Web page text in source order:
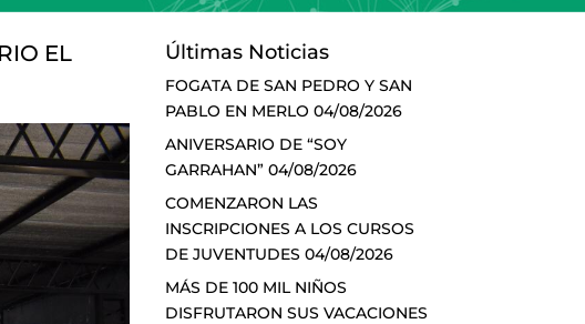
EL
Últimas Noticias
FOGATA DE SAN PEDRO Y SAN
PABLO EN MERLO 04/08/2026
ANIVERSARIO DE “SOY
GARRAHAN” 04/08/2026
COMENZARON LAS
INSCRIPCIONES A LOS CURSOS
DE JUVENTUDES 04/08/2026
MÁS DE 100 MIL NIÑOS
DISFRUTARON SUS VACACIONES